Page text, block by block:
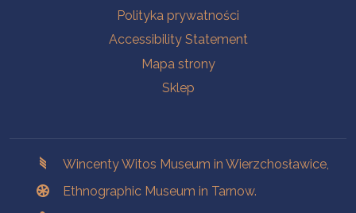
Polityka prywatności
Accessibility Statement
Mapa strony
Sklep
Wincenty Witos Museum in Wierzchosławice,
Ethnographic Museum in Tarnow.